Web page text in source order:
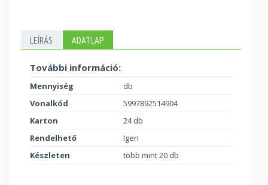
LEÍRÁS ADATLAP
További információ:
Mennyiség
db
Vonalkód
5997892514904
Karton
24 db
Rendelhető
Igen
Készleten
több mint 20 db